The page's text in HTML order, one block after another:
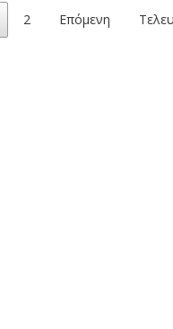
2 Επόμενη